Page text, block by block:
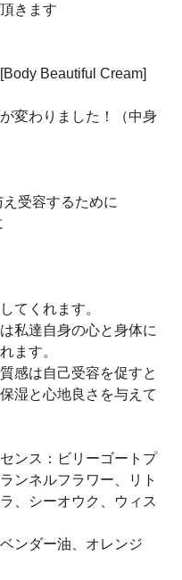
きます
Beautiful Cream]
変わりました！（中身
え受容するために
てくれます。
私達自身の心と身体に
ます。
感は自己受容を促すと
湿と心地良さを与えて
ンス：ビリーゴートプ
ンネルフラワー、リト
、シーオウク、ウィス
ンダー油、オレンジ